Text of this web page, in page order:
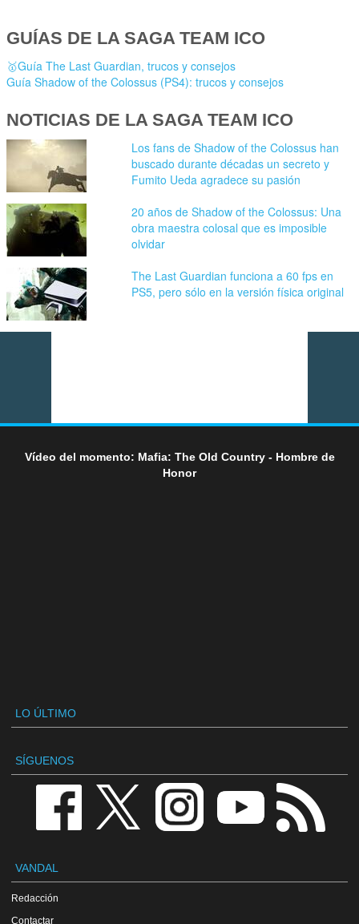
GUÍAS DE LA SAGA TEAM ICO
🥇Guía The Last Guardian, trucos y consejos
Guía Shadow of the Colossus (PS4): trucos y consejos
NOTICIAS DE LA SAGA TEAM ICO
Los fans de Shadow of the Colossus han
buscado durante décadas un secreto y
Fumito Ueda agradece su pasión
20 años de Shadow of the Colossus: Una
obra maestra colosal que es imposible
olvidar
The Last Guardian funciona a 60 fps en
PS5, pero sólo en la versión física original
Vídeo del momento: Mafia: The Old Country - Hombre de
Honor
LO ÚLTIMO
SÍGUENOS
VANDAL
Redacción
Contactar